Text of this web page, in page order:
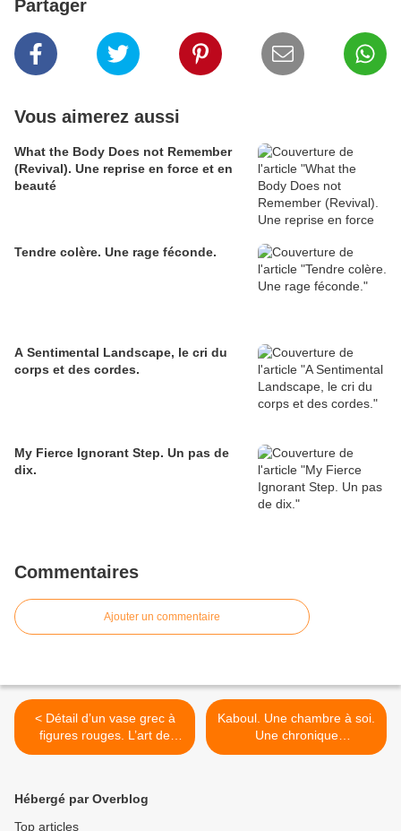
Partager
Vous aimerez aussi
What the Body Does not Remember
(Revival). Une reprise en force et en
beauté
Tendre colère. Une rage féconde.
A Sentimental Landscape, le cri du
corps et des cordes.
My Fierce Ignorant Step. Un pas de
dix.
Commentaires
Ajouter un commentaire
< Détail d’un vase grec à
figures rouges. L’art de
cultiver le paradoxe sans
Kaboul. Une chambre à soi.
Une chronique
d’effacement et de
Hébergé par Overblog
Top articles